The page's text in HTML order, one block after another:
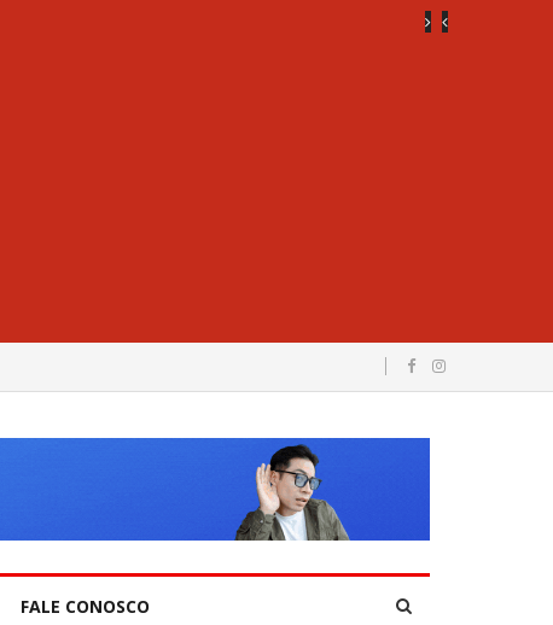
FALE CONOSCO